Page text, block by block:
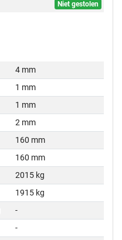
Niet gestolen
4 mm
1 mm
1 mm
2 mm
160 mm
160 mm
2015 kg
1915 kg
-
-